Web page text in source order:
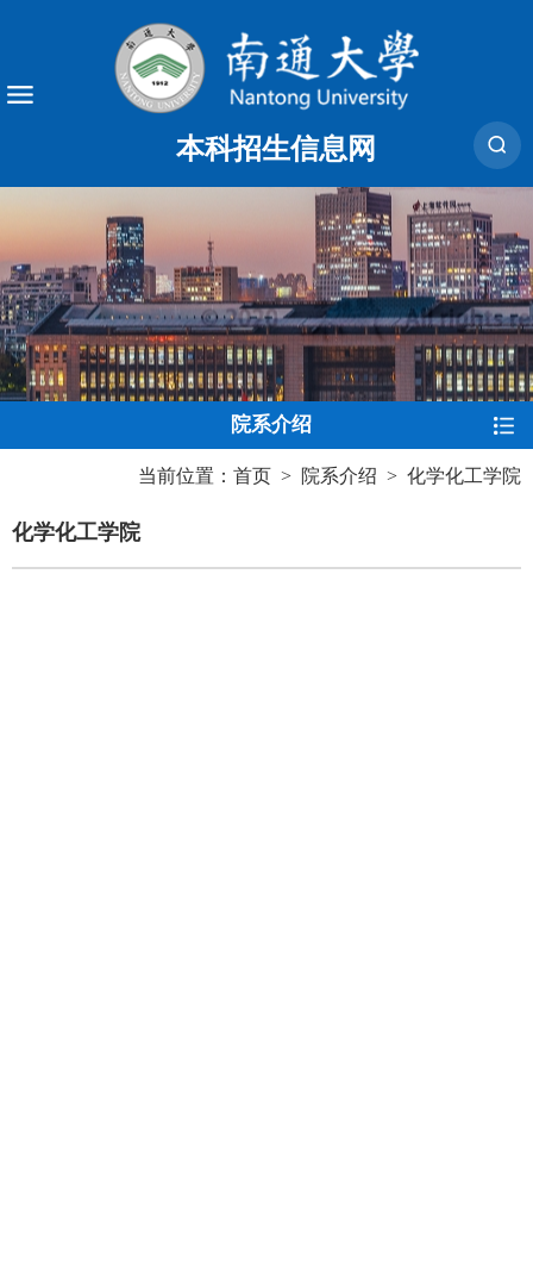
本科招生信息网
院系介绍
当前位置： 首页 > 院系介绍 > 化学化工学院
化学化工学院